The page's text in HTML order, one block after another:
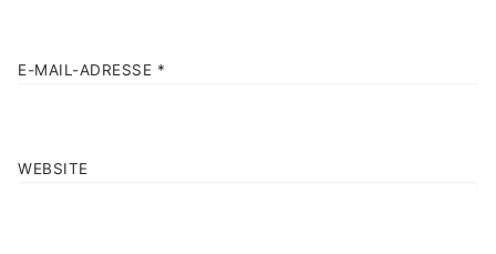
E-MAIL-ADRESSE *
WEBSITE